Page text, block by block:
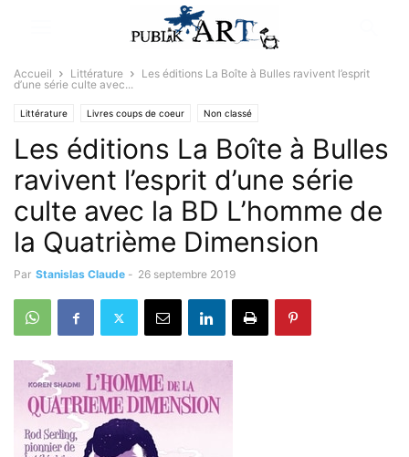
Accueil Littérature
Les éditions La Boîte à Bulles ravivent l’esprit
d’une série culte avec...
Littérature Livres coups de coeur Non classé
Les éditions La Boîte à Bulles
ravivent l’esprit d’une série
culte avec la BD L’homme de
la Quatrième Dimension
Par Stanislas Claude - 26 septembre 2019